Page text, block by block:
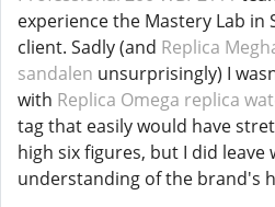
experience the Mastery Lab in
client. Sadly (and Replica
sandalen unsurprisingly) I
with Replica Omega replica
tag that easily would have
high six figures, but I did leave
understanding of the brand's